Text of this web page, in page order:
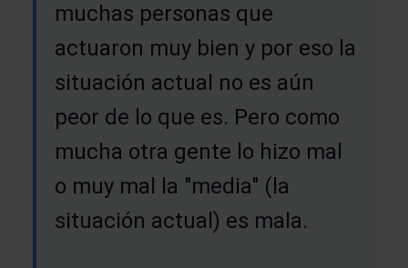
muchas personas que
actuaron muy bien y por eso la
situación actual no es aún
peor de lo que es. Pero como
mucha otra gente lo hizo mal
o muy mal la "media" (la
situación actual) es mala.